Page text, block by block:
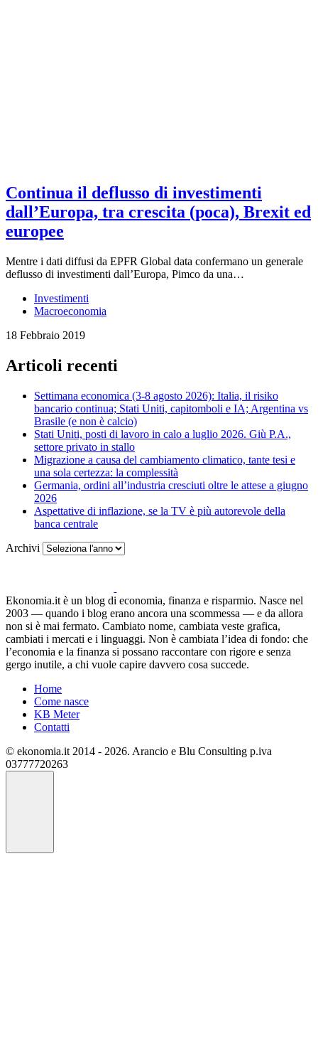
Continua il deflusso di investimenti
dall’Europa, tra crescita (poca), Brexit ed
europee
Mentre i dati diffusi da EPFR Global data confermano un generale
deflusso di investimenti dall’Europa, Pimco da una…
Investimenti
Macroeconomia
18 Febbraio 2019
Articoli recenti
Settimana economica (3-8 agosto 2026): Italia, il risiko
bancario continua; Stati Uniti, capitomboli e IA; Argentina vs
Brasile (e non è calcio)
Stati Uniti, posti di lavoro in calo a luglio 2026. Giù P.A.,
settore privato in stallo
Migrazione a causa del cambiamento climatico, tante tesi e
una sola certezza: la complessità
Germania, ordini all’industria cresciuti oltre le attese a giugno
2026
Aspettative di inflazione, se la TV è più autorevole della
banca centrale
Archivi
Ekonomia.it è un blog di economia, finanza e risparmio. Nasce nel
2003 — quando i blog erano ancora una scommessa — e da allora
non si è mai fermato. Cambiato nome, cambiata veste grafica,
cambiati i mercati e i linguaggi. Non è cambiata l’idea di fondo: che
l’economia e la finanza si possano raccontare con rigore e senza
gergo inutile, a chi vuole capire davvero cosa succede.
Home
Come nasce
KB Meter
Contatti
© ekonomia.it 2014 - 2026. Arancio e Blu Consulting p.iva
03777720263